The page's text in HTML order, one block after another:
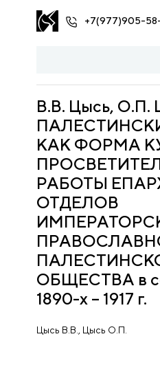
+7(977)905-
В.В. Цысь, О.П.
КАК ФОРМА
РАБОТЫ
ОТДЕЛОВ
ОБЩЕСТВА в
1890-х – 1917 г.
Цысь В.В., Цысь О.П.